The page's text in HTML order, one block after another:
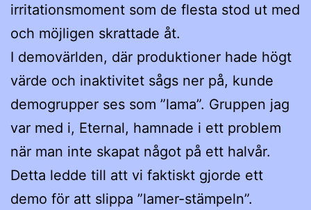
irritationsmoment som de flesta stod ut med
och möjligen skrattade åt.
I demovärlden, där produktioner hade högt
värde och inaktivitet sågs ner på, kunde
demogrupper ses som ”lama”. Gruppen jag
var med i, Eternal, hamnade i ett problem
när man inte skapat något på ett halvår.
Detta ledde till att vi faktiskt gjorde ett
demo för att slippa ”lamer-stämpeln”.